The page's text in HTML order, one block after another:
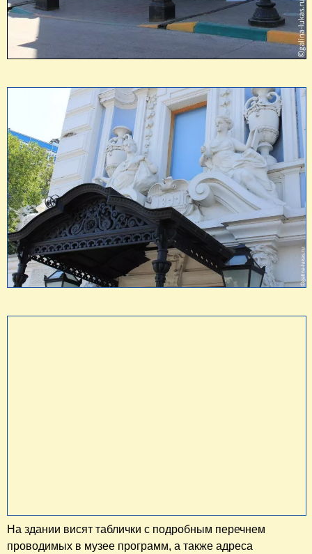
На здании висят таблички с подробным перечнем
проводимых в музее программ, а также адреса